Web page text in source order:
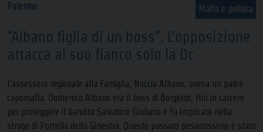
Mafia e politica
Palermo
“Albano figlia di un boss”. L’opposizione
attacca al suo fianco solo la Dc
L’assessora regionale alla Famiglia, Nuccia Albano, aveva un padre
capomafia. Domenico Albano era il boss di Borgetto, finì in carcere
per proteggere il bandito Salvatore Giuliano e fu implicato nella
strage di Portella della Ginestra. Questo passato pesantissimo è stato